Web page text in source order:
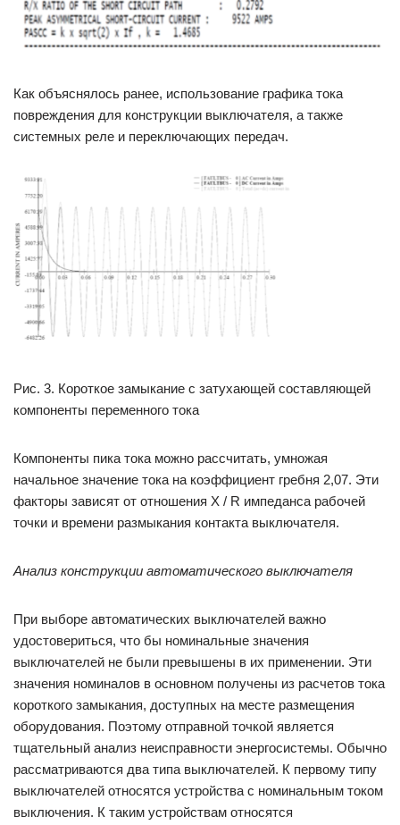
Как объяснялось ранее, использование графика тока
повреждения для конструкции выключателя, а также
системных реле и переключающих передач.
Рис. 3. Короткое замыкание с затухающей составляющей
компоненты переменного тока
Компоненты пика тока можно рассчитать, умножая
начальное значение тока на коэффициент гребня 2,07. Эти
факторы зависят от отношения X / R импеданса рабочей
точки и времени размыкания контакта выключателя.
Анализ конструкции автоматического выключателя
При выборе автоматических выключателей важно
удостовериться, что бы номинальные значения
выключателей не были превышены в их применении. Эти
значения номиналов в основном получены из расчетов тока
короткого замыкания, доступных на месте размещения
оборудования. Поэтому отправной точкой является
тщательный анализ неисправности энергосистемы. Обычно
рассматриваются два типа выключателей. К первому типу
выключателей относятся устройства с номинальным током
выключения. К таким устройствам относятся